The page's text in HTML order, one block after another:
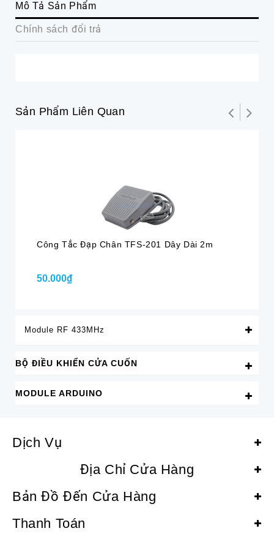
Mô Tả Sản Phẩm
Chính sách đổi trả
Sản Phẩm Liên Quan
Công Tắc Đạp Chân TFS-201 Dây Dài 2m
50.000₫
Module RF 433MHz
BỘ ĐIỀU KHIỂN CỬA CUỐN
MODULE ARDUINO
Dịch Vụ
Địa Chỉ Cửa Hàng
Bản Đồ Đến Cửa Hàng
Thanh Toán